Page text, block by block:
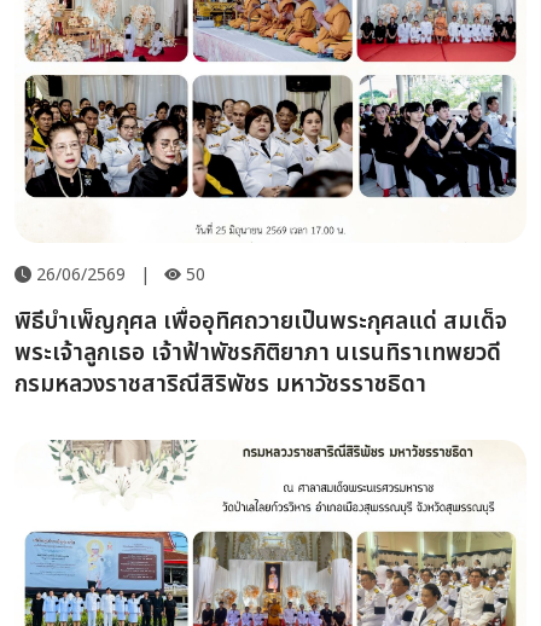
26/06/2569 | 50
พิธีบำเพ็ญกุศล เพื่ออุทิศถวายเป็นพระกุศลแด่ สมเด็จ
พระเจ้าลูกเธอ เจ้าฟ้าพัชรกิติยาภา นเรนทิราเทพยวดี
กรมหลวงราชสาริณีสิริพัชร มหาวัชรราชธิดา